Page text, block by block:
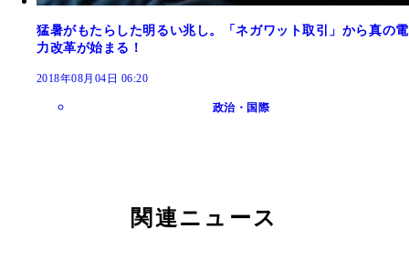
猛暑がもたらした明るい兆し。「ネガワット取引」から真の電
力改革が始まる！
2018年08月04日 06:20
政治・国際
関連ニュース